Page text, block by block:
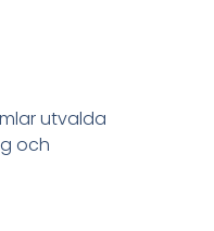
utvalda
och